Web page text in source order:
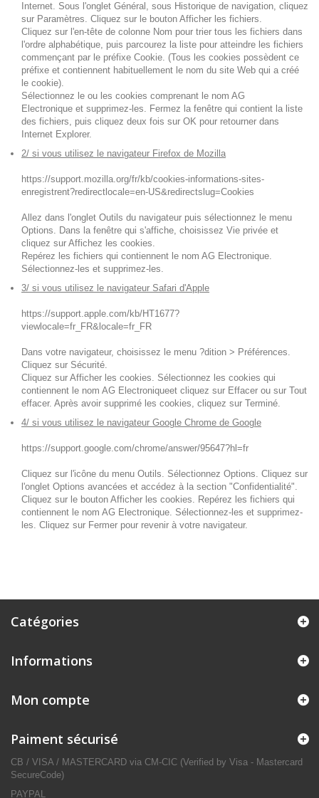
Internet. Sous l'onglet Général, sous Historique de navigation, cliquez
sur Paramètres. Cliquez sur le bouton Afficher les fichiers.
Cliquez sur l'en-tête de colonne Nom pour trier tous les fichiers dans
l'ordre alphabétique, puis parcourez la liste pour atteindre les fichiers
commençant par le préfixe Cookie. (Tous les cookies possèdent ce
préfixe et contiennent habituellement le nom du site Web qui a créé
le cookie).
Sélectionnez le ou les cookies comprenant le nom AG
Electronique et supprimez-les. Fermez la fenêtre qui contient la liste
des fichiers, puis cliquez deux fois sur OK pour retourner dans
Internet Explorer.
2/ si vous utilisez le navigateur Firefox de Mozilla
https://support.mozilla.org/fr/kb/cookies-informations-sites-
enregistrent?redirectlocale=en-US&redirectslug=Cookies
Allez dans l'onglet Outils du navigateur puis sélectionnez le menu
Options. Dans la fenêtre qui s'affiche, choisissez Vie privée et
cliquez sur Affichez les cookies.
Repérez les fichiers qui contiennent le nom AG Electronique.
Sélectionnez-les et supprimez-les.
3/ si vous utilisez le navigateur Safari d'Apple
https://support.apple.com/kb/HT1677?
viewlocale=fr_FR&locale=fr_FR
Dans votre navigateur, choisissez le menu ?dition > Préférences.
Cliquez sur Sécurité.
Cliquez sur Afficher les cookies. Sélectionnez les cookies qui
contiennent le nom AG Electroniqueet cliquez sur Effacer ou sur Tout
effacer. Après avoir supprimé les cookies, cliquez sur Terminé.
4/ si vous utilisez le navigateur Google Chrome de Google
https://support.google.com/chrome/answer/95647?hl=fr
Cliquez sur l'icône du menu Outils. Sélectionnez Options. Cliquez sur
l'onglet Options avancées et accédez à la section "Confidentialité".
Cliquez sur le bouton Afficher les cookies. Repérez les fichiers qui
contiennent le nom AG Electronique. Sélectionnez-les et supprimez-
les. Cliquez sur Fermer pour revenir à votre navigateur.
Catégories
Informations
Mon compte
Paiment sécurisé
CB / VISA / MASTERCARD via CM-CIC (Verified by Visa - Mastercard
SecureCode)
PAYPAL